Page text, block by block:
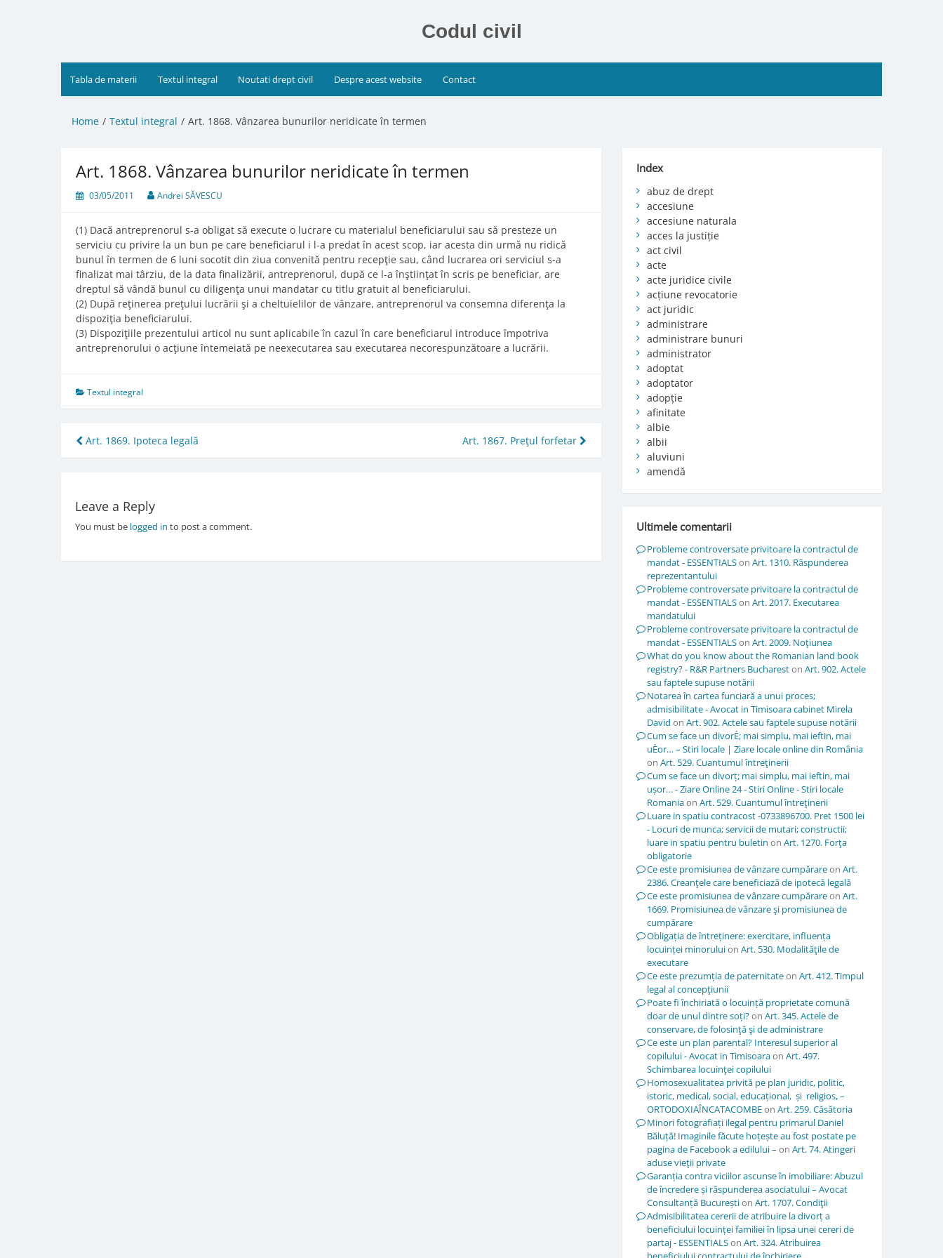
Codul civil
Tabla de materii Textul integral Noutati drept civil Despre acest website Contact
Home Textul integral Art. 1868. Vânzarea bunurilor neridicate în termen
Art. 1868. Vânzarea bunurilor neridicate în termen
03/05/2011 Andrei SĂVESCU
(1) Dacă antreprenorul s-a obligat să execute o lucrare cu materialul beneficiarului sau să presteze un
serviciu cu privire la un bun pe care beneficiarul i l-a predat în acest scop, iar acesta din urmă nu ridică
bunul în termen de 6 luni socotit din ziua convenită pentru recepţie sau, când lucrarea ori serviciul s-a
finalizat mai târziu, de la data finalizării, antreprenorul, după ce l-a înştiinţat în scris pe beneficiar, are
dreptul să vândă bunul cu diligenţa unui mandatar cu titlu gratuit al beneficiarului.
(2) După reţinerea preţului lucrării şi a cheltuielilor de vânzare, antreprenorul va consemna diferenţa la
dispoziţia beneficiarului.
(3) Dispoziţiile prezentului articol nu sunt aplicabile în cazul în care beneficiarul introduce împotriva
antreprenorului o acţiune întemeiată pe neexecutarea sau executarea necorespunzătoare a lucrării.
Textul integral
Post
navigation
Art. 1869. Ipoteca legală Art. 1867. Preţul forfetar
Leave a Reply
You must be logged in to post a comment.
Index
abuz de drept
accesiune
accesiune naturala
acces la justiție
act civil
acte
acte juridice civile
acțiune revocatorie
act juridic
administrare
administrare bunuri
administrator
adoptat
adoptator
adopție
afinitate
albie
albii
aluviuni
amendă
Ultimele comentarii
Probleme controversate privitoare la contractul de
mandat - ESSENTIALSon Art. 1310. Răspunderea
reprezentantului
Probleme controversate privitoare la contractul de
mandat - ESSENTIALSon Art. 2017. Executarea
mandatului
Probleme controversate privitoare la contractul de
mandat - ESSENTIALSon Art. 2009. Noţiunea
What do you know about the Romanian land book
registry? - R&R Partners Buchareston Art. 902. Actele
sau faptele supuse notării
Notarea în cartea funciară a unui proces;
admisibilitate - Avocat in Timisoara cabinet Mirela
David on Art. 902. Actele sau faptele supuse notării
Cum se face un divorÈ; mai simplu, mai ieftin, mai
uÈor… – Stiri locale | Ziare locale online din România
on Art. 529. Cuantumul întreţinerii
Cum se face un divorț; mai simplu, mai ieftin, mai
ușor… - Ziare Online 24 - Stiri Online - Stiri locale
Romaniaon Art. 529. Cuantumul întreţinerii
Luare in spatiu contracost -0733896700. Pret 1500 lei
- Locuri de munca; servicii de mutari; constructii;
luare in spatiu pentru buletin on Art. 1270. Forţa
obligatorie
Ce este promisiunea de vânzare cumpărareon Art.
2386. Creanţele care beneficiază de ipotecă legală
Ce este promisiunea de vânzare cumpărareon Art.
1669. Promisiunea de vânzare şi promisiunea de
cumpărare
Obligația de întreținere: exercitare, influența
locuinței minoruluion Art. 530. Modalităţile de
executare
Ce este prezumția de paternitateon Art. 412. Timpul
legal al concepţiunii
Poate fi închiriată o locuință proprietate comună
doar de unul dintre soți?on Art. 345. Actele de
conservare, de folosinţă şi de administrare
Ce este un plan parental? Interesul superior al
copilului - Avocat in Timisoaraon Art. 497.
Schimbarea locuinţei copilului
Homosexualitatea privită pe plan juridic, politic,
istoric, medical, social, educațional, și religios, –
ORTODOXIAÎNCATACOMBEon Art. 259. Căsătoria
Minori fotografiați ilegal pentru primarul Daniel
Băluță! Imaginile făcute hoțește au fost postate pe
pagina de Facebook a edilului – on Art. 74. Atingeri
aduse vieţii private
Garanția contra viciilor ascunse în imobiliare: Abuzul
de încredere și răspunderea asociatului – Avocat
Consultanță Bucureștion Art. 1707. Condiţii
Admisibilitatea cererii de atribuire la divorț a
beneficiului locuinței familiei în lipsa unei cereri de
partaj - ESSENTIALSon Art. 324. Atribuirea